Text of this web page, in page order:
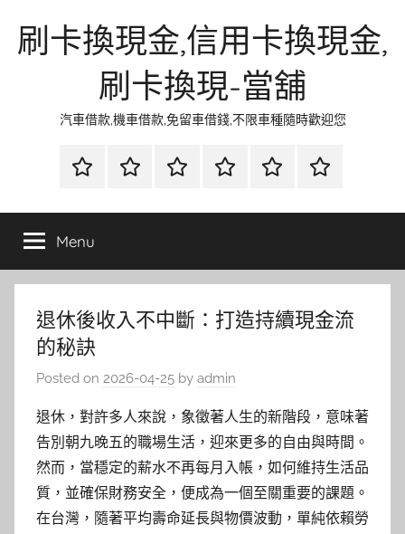
刷卡換現金,信用卡換現金,
刷卡換現-當舖
汽車借款,機車借款,免留車借錢,不限車種隨時歡迎您
首
當
金
網
資
流
時
環
清
聯
徵
Menu
退休後收入不中斷：打造持續現金流
的秘訣
Posted on 2026-04-25 by admin
退休，對許多人來說，象徵著人生的新階段，意味著
告別朝九晚五的職場生活，迎來更多的自由與時間。
然而，當穩定的薪水不再每月入帳，如何維持生活品
質，並確保財務安全，便成為一個至關重要的課題。
在台灣，隨著平均壽命延長與物價波動，單純依賴勞